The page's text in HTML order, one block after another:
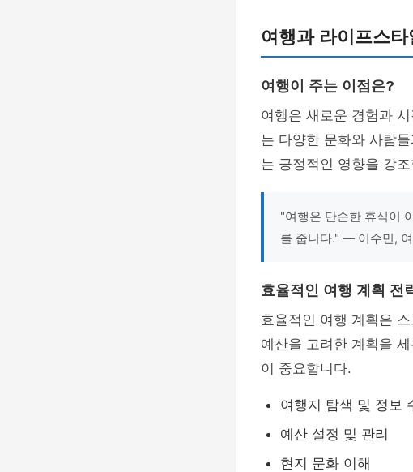
여행과 라이프스타
여행이 주는 이점은?
여행은 새로운 경험과
는 다양한 문화와 사람
는 긍정적인 영향을 강
"여행은 단순한 휴식이
를 줍니다." — 이수민,
효율적인 여행 계획 전
효율적인 여행 계획은
예산을 고려한 계획을
이 중요합니다.
여행지 탐색 및 정보
예산 설정 및 관리
현지 문화 이해